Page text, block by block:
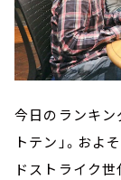
今日のランキン
トテン」。お
ドストライク世